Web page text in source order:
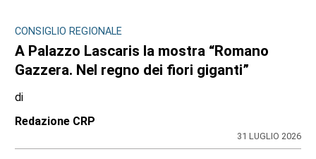
CONSIGLIO REGIONALE
A Palazzo Lascaris la mostra “Romano
Gazzera. Nel regno dei fiori giganti”
di
Redazione CRP
31 LUGLIO 2026